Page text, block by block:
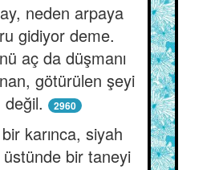
neden arpaya
gidiyor deme.
aç da düşmanı
götürülen şeyi
değil.
2960
karınca, siyah
üstünde bir taneyi